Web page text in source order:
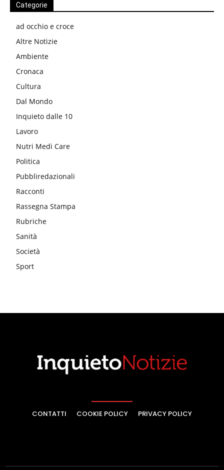
Categorie
ad occhio e croce
Altre Notizie
Ambiente
Cronaca
Cultura
Dal Mondo
Inquieto dalle 10
Lavoro
Nutri Medi Care
Politica
Pubbliredazionali
Racconti
Rassegna Stampa
Rubriche
Sanità
Società
Sport
CONTATTI COOKIE POLICY PRIVACY POLICY